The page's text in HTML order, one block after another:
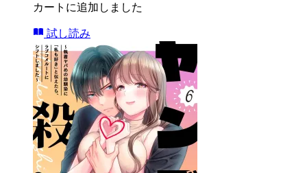
カートに追加しました
試し読み